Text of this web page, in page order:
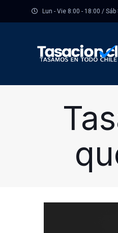
Lun - Vie 8:00 - 18:00 / Sáb